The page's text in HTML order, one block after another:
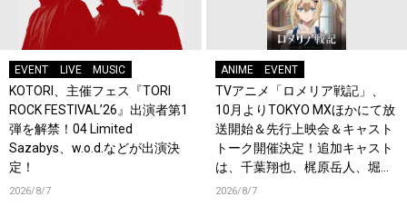
EVENT LIVE MUSIC
KOTORI、主催フェス『TORI
ROCK FESTIVAL’26』出演者第1
弾を解禁！04 Limited
Sazabys、w.o.d.などが出演決
定！
2026/8/7
ANIME EVENT
TVアニメ「ロメリア戦記」、
10月よりTOKYO MXほかにて放
送開始＆先行上映会＆キャスト
トーク開催決定！追加キャスト
は、千葉翔也、梶原岳人、堀江
瞬、綿貫竜之介！PV第1弾公
2026/8/7